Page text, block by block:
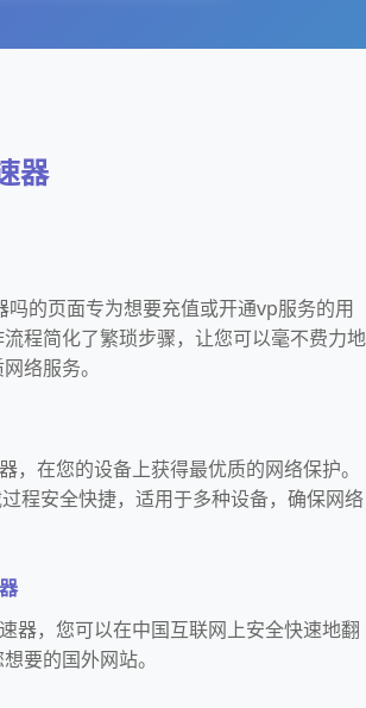
器
吗的页面专为想要充值或开通vp服务的用
程简化了繁琐步骤，让您可以毫不费力地
络服务。
，在您的设备上获得最优质的网络保护。
程安全快捷，适用于多种设备，确保网络
器，您可以在中国互联网上安全快速地翻
要的国外网站。